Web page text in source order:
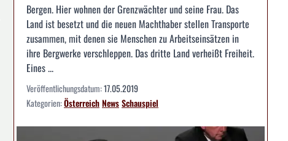
Bergen. Hier wohnen der Grenzwächter und seine Frau. Das
Land ist besetzt und die neuen Machthaber stellen Transporte
zusammen, mit denen sie Menschen zu Arbeitseinsätzen in
ihre Bergwerke verschleppen. Das dritte Land verheißt Freiheit.
Eines ...
Veröffentlichungsdatum:17.05.2019
Kategorien:ÖsterreichNewsSchauspiel